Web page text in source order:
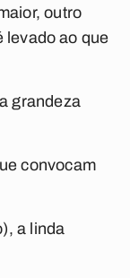
outro
levado ao que
grandeza
convocam
a linda